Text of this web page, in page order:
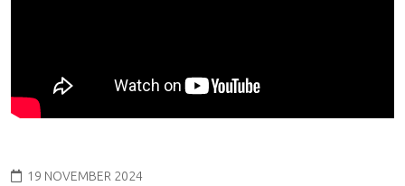
19 NOVEMBER 2024